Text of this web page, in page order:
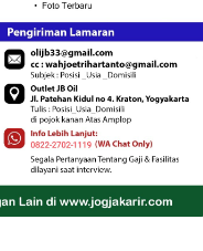
di PT Elvas Grafika
Likuid Plastindo & PT